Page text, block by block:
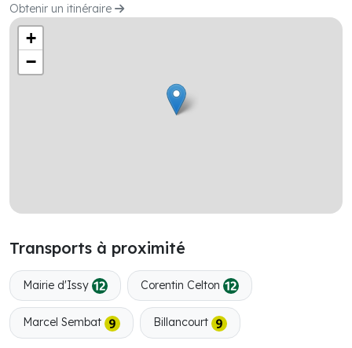
Obtenir un itinéraire
+
−
Transports à proximité
Mairie d'Issy Corentin Celton
Marcel Sembat Billancourt